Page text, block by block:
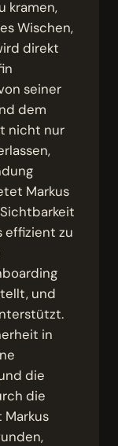
kramen,
Wischen,
direkt
seiner
dem
nicht nur
Markus
effizient zu
und
in
die
die
Markus